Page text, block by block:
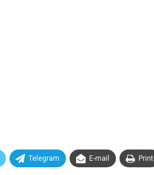
Telegram E-mail Print